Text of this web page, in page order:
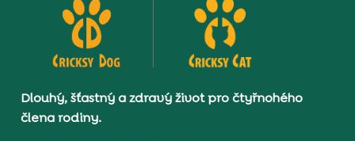
Dlouhý, šťastný a zdravý život pro čtyřnohého
člena rodiny.